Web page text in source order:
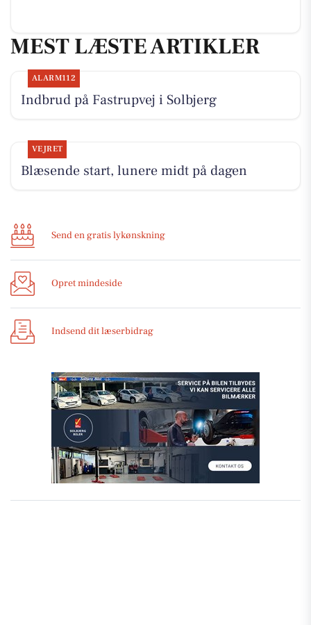
MEST LÆSTE ARTIKLER
ALARM112
Indbrud på Fastrupvej i Solbjerg
VEJRET
Blæsende start, lunere midt på dagen
Send en gratis lykønskning
Opret mindeside
Indsend dit læserbidrag